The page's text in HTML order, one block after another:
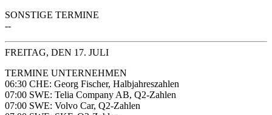
SONSTIGE TERMINE
--
FREITAG, DEN 17. JULI
TERMINE UNTERNEHMEN
06:30 CHE: Georg Fischer, Halbjahreszahlen
07:00 SWE: Telia Company AB, Q2-Zahlen
07:00 SWE: Volvo Car, Q2-Zahlen